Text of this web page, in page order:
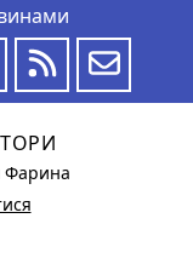
Фарина